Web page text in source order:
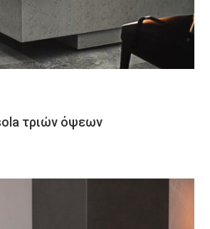
τριών όψεων